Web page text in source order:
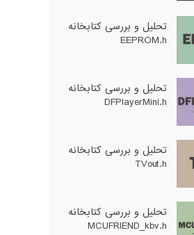
تحلیل و بررسی کتابخانه
EEPROM.h
تحلیل و بررسی کتابخانه
DFPlayerMini.h
تحلیل و بررسی کتابخانه
TVout.h
تحلیل و بررسی کتابخانه
MCUFRIEND_kbv.h